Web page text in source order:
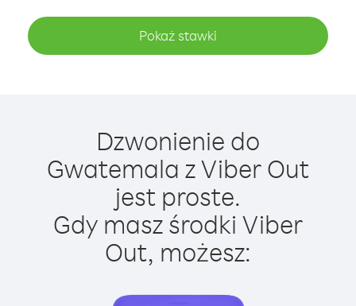
Pokaż stawki
Dzwonienie do
Gwatemala z Viber Out
jest proste.
Gdy masz środki Viber
Out, możesz: